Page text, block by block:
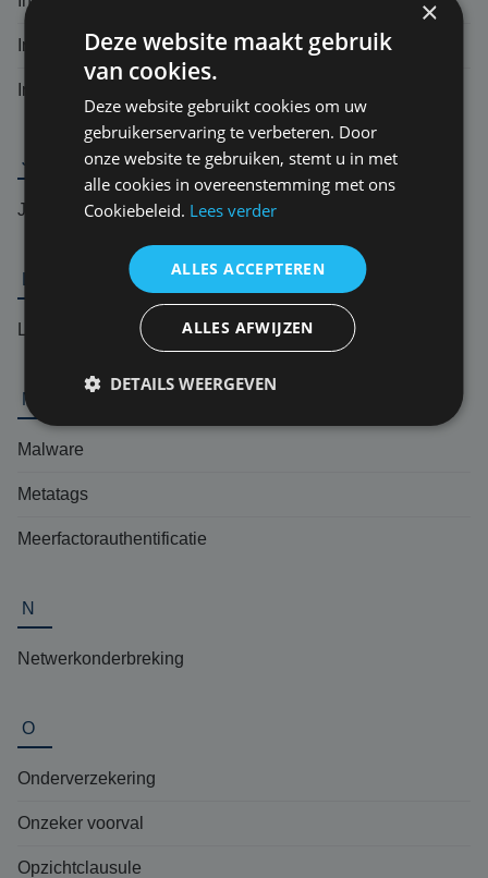
Intranet
Incident response team (IRT)
J
Jurisprudentie
M
Malware
Metatags
Meerfactorauthentificatie
N
Netwerkonderbreking
O
Onderverzekering
Onzeker voorval
Opzichtclausule
×
Deze website maakt gebruik
van cookies.
Deze website gebruikt cookies om uw
gebruikerservaring te verbeteren. Door
onze website te gebruiken, stemt u in met
alle cookies in overeenstemming met ons
Cookiebeleid. Lees verder
ALLES ACCEPTEREN
ALLES AFWIJZEN
DETAILS WEERGEVEN